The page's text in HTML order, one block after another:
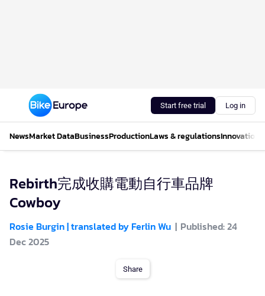
Start free trial Log in
NewsMarket DataBusinessProductionLaws & regulationsInnovations
Rebirth完成收購電動自行車品牌
Cowboy
Rosie Burgin | translated by Ferlin Wu
Published: 24
Dec 2025
Share